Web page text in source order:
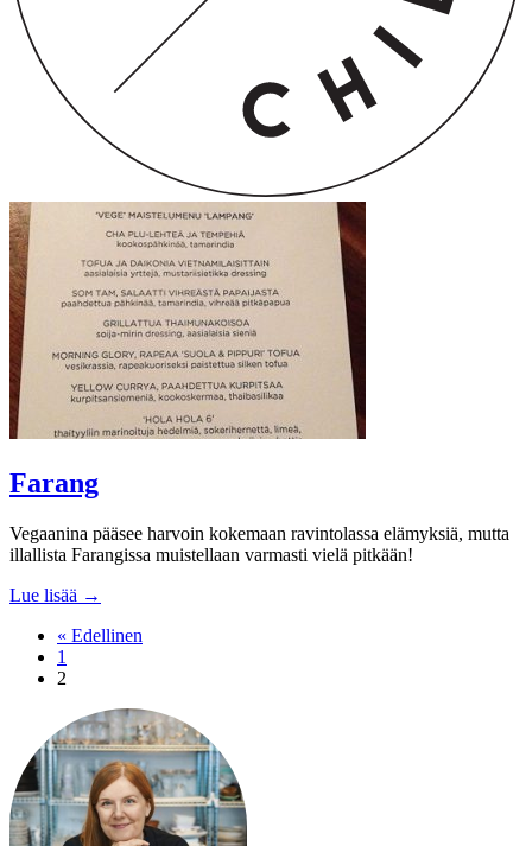
Farang
Vegaanina pääsee harvoin kokemaan ravintolassa elämyksiä, mutta
illallista Farangissa muistellaan varmasti vielä pitkään!
Lue lisää →
« Edellinen
1
2